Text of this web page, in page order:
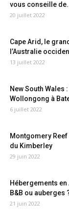
vous conseille
20 juillet 2022
Cape Arid, le
l’Australie
13 juillet 2022
New South Wales
Wollongong à
6 juillet 2022
Montgomery
du Kimberley
29 juin 2022
Hébergements
B&B ou auberges
21 juin 2022